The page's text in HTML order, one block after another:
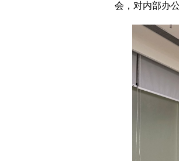
会，对内部办